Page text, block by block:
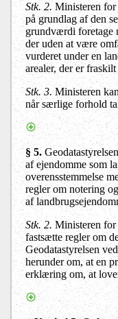
Stk. 2. Ministeren
på grundlag af den
grundværdi foretage
der uden at være
vurderet under en
arealer, der er
Stk. 3. Ministeren
når særlige forhold
§ 5.Geodatastyrelsen
af ejendomme som
overensstemmelse
regler om notering
af
Stk. 2. Ministeren
fastsætte regler om
Geodatastyrelsenved
herunder om, at en
erklæring om, at